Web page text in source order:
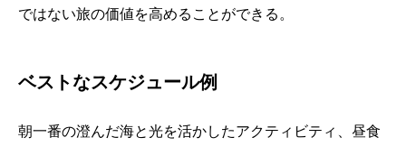
ではない旅の価値を高めることができる。
ベストなスケジュール例
朝一番の澄んだ海と光を活かしたアクティビティ、昼食